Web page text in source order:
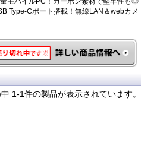
Type-Cポート搭載！無線LAN＆webカメ
1-1件の製品が表示されています。